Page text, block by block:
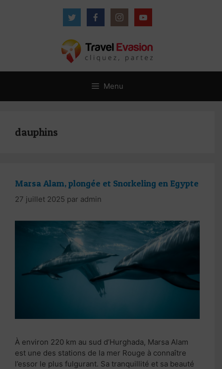
Menu
dauphins
Marsa Alam, plongée et Snorkeling en Egypte
27 juillet 2025 par admin
À environ 220 km au sud d’Hurghada, Marsa Alam
est une des stations de la mer Rouge à connaître
l’essor le plus fulgurant. Sa tranquillité et sa beauté